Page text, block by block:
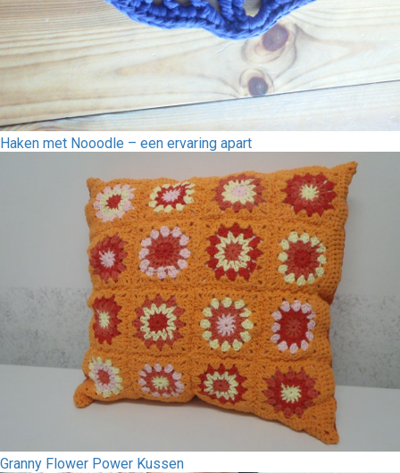
Haken met Nooodle – een ervaring apart
Granny Flower Power Kussen